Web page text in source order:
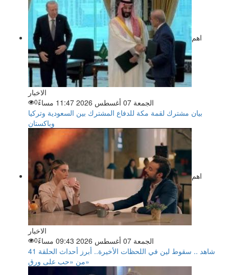
اهم
الاخبار
الجمعة 07 أغسطس 2026 11:47 مساءً
0
بيان مشترك لقمة مكة للدفاع المشترك بين السعودية وتركيا
وباكستان
اهم
الاخبار
الجمعة 07 أغسطس 2026 09:43 مساءً
0
شاهد .. سقوط لين في اللحظات الأخيرة.. أبرز أحداث الحلقة 41
من «حب على ورق»